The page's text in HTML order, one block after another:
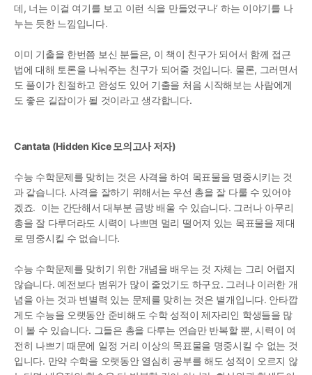
데, 너는 이걸 여기를 보고 이런 식을 만들었구나’ 하는 이야기를 나
누는 듯한 느낌입니다.
이미 기출을 한번쯤 보신 분들은, 이 책이 친구가 되어서 함께 접근
법에 대해 토론을 나눠주는 친구가 되어줄 것입니다. 물론, 그러면서
도 풀이가 친절하고 완성도 있어 기출을 처음 시작해보는 사람에게
도 좋은 길잡이가 될 것이라고 생각합니다.
Cantata (Hidden Kice 모의고사 저자)
수능 수학문제를 맞히는 것은 사격을 하여 목표물을 명중시키는 것
과 같습니다. 사격을 잘하기 위해서는 우선 총을 잘 다룰 수 있어야
겠죠.  이는 간단해서 대부분 금방 배울 수 있습니다. 그러나 아무리
총을 잘 다루더라도 시력이 나쁘면 멀리 떨어져 있는 목표물을 제대
로 명중시킬 수 없습니다.
수능 수학문제를 맞히기 위한 개념을 배우는 것 자체는 그리 어렵지
않습니다. 예전보다 범위가 많이 줄었기도 하구요. 그러나 이러한 개
념을 아는 것과 변별력 있는 문제를 맞히는 것은 별개입니다. 안타깝
게도 수능을 오랫동안 준비해도 수학 성적이 제자리인 학생들을 많
이 볼 수 있습니다. 그들은 총을 다루는 연습만 반복할 뿐, 시력이 여
전히 나쁘기 때문에 일정 거리 이상의 목표물을 명중시킬 수 없는 것
입니다. 만약 수학을 오랫동안 열심히 공부를 해도 성적이 오르지 않